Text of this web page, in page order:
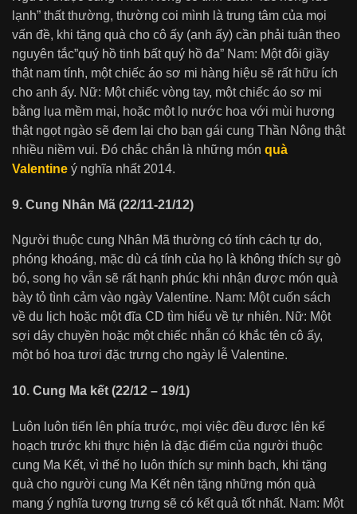
lạnh” thất thường, thường coi mình là trung tâm của mọi
vấn đề, khi tặng quà cho cô ấy (anh ấy) cần phải tuân theo
nguyên tắc”quý hồ tinh bất quý hồ đa” Nam: Một đôi giầy
thật nam tính, một chiếc áo sơ mi hàng hiệu sẽ rất hữu ích
cho anh ấy. Nữ: Một chiếc vòng tay, một chiếc áo sơ mi
bằng lụa mềm mại, hoặc một lọ nước hoa với mùi hương
thật ngọt ngào sẽ đem lại cho bạn gái cung Thần Nông thật
nhiều niềm vui. Đó chắc chắn là những món quà
Valentine ý nghĩa nhất 2014.
9. Cung Nhân Mã (22/11-21/12)
Người thuộc cung Nhân Mã thường có tính cách tự do,
phóng khoáng, mặc dù cá tính của họ là không thích sự gò
bó, song họ vẫn sẽ rất hạnh phúc khi nhận được món quà
bày tỏ tình cảm vào ngày Valentine. Nam: Một cuốn sách
về du lịch hoặc một đĩa CD tìm hiểu về tự nhiên. Nữ: Một
sợi dây chuyền hoặc một chiếc nhẫn có khắc tên cô ấy,
một bó hoa tươi đặc trưng cho ngày lễ Valentine.
10. Cung Ma kết (22/12 – 19/1)
Luôn luôn tiến lên phía trước, mọi việc đều được lên kế
hoạch trước khi thực hiện là đặc điểm của người thuộc
cung Ma Kết, vì thế họ luôn thích sự minh bạch, khi tặng
quà cho người cung Ma Kết nên tặng những món quà
mang ý nghĩa tượng trưng sẽ có kết quả tốt nhất. Nam: Một